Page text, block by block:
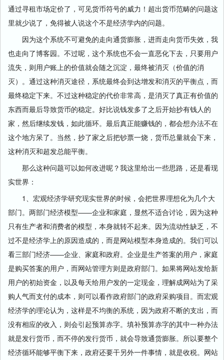
通过寻租市场定价了，可见货币符号的威力！超出货币范畴的问题这
里就少说了，免得被人说这个不是经济学内的问题。
因为这个系统不可避免的走向通货膨胀，进而走向货币失效，我
也走向了博客园。不过呢，这个系统也不会一直恶化下去，只要用户
流失，则用户账上的价值就会随之沉淀，最终被消灭（价值的消
灭）。通过这种消灭途径，系统最终会到达增发和消灭的平衡点，而
最终稳定下来。不过这种稳定的代价非常高，是消灭了真正有价值的
东西而最后导致货币的稳定。好比说钱发多了之后开始抄有钱人的
家，然后继续发钱，如此循环。最后真正能赚钱的，都会想办法不在
这个地方呆了。当然，抄了家之后把钞票一烧，货币总量就会下来，
这种消灭和超发总能平衡。
那么这种问题可以如何改进呢？我这里给出一些思路，还是看现
实世界：
1、宏观经济学研究现实世界的时候，会把世界理想化为几个大
部门。两部门经济模型——企业和家庭，显然不适合讨论，因为这种
只有生产者和消费者的模型，本身就转不起来。因为流动性缺乏，不
过不是经济学上的原因造成的，而是网站模型本身造成的。我们可以
看三部门经济——企业、家庭和政府。企业是生产答案的用户，家庭
是购买答案的用户，而网站管理方则是政府部门。如果将网站发给新
用户的初始资金，以及每天给用户发的一定现金，理解成网站为了采
购人气而支付的成本，则可以看作政府部门的政府采购项目。而宏观
经济学的理论认为，这样是不均衡的系统，因为政府不断的支出，而
没有相应的收入，则会引起预算赤字。填补预算赤字的其中一种办法
就是发行货币，而不停的发行货币，就会导致通货膨胀。所以要整个
经济循环能够平衡下来，政府还要干另外一件事情，就是收税。网站